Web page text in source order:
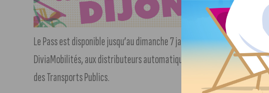
Le Pass est disponible jusqu’au dimanche 7 janvier 2024 à l’Agence
DiviaMobilités, aux distributeurs automatiques en stations tram, sur
des Transports Publics.